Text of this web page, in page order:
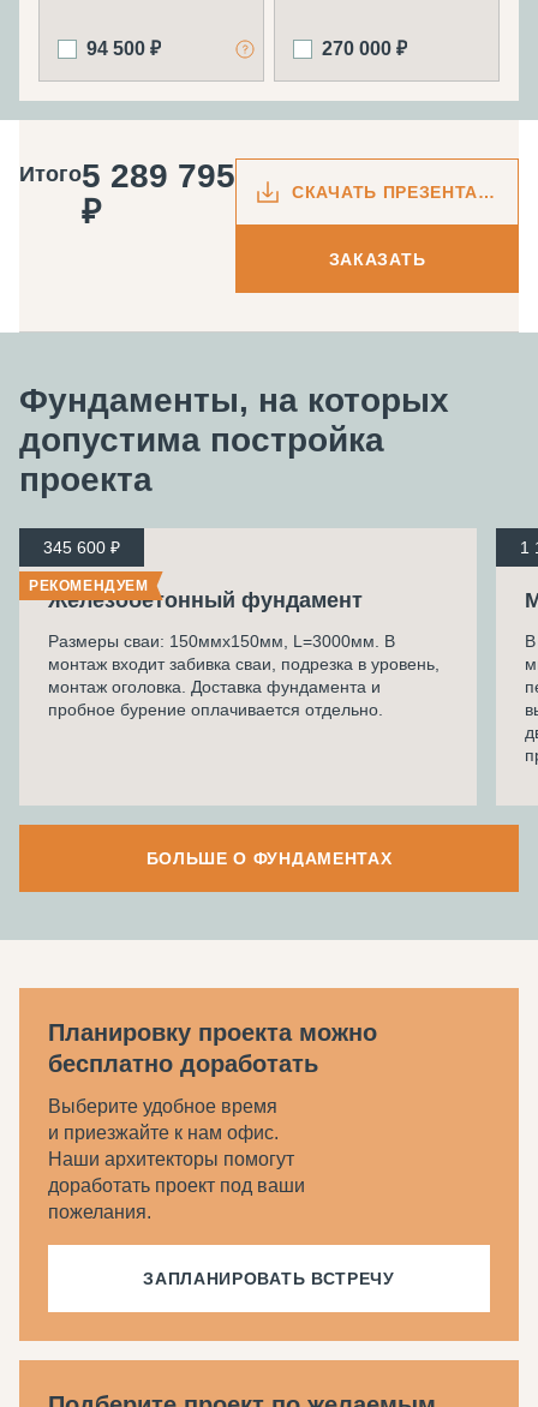
94 500 ₽ 270 000 ₽
Итого5 289 795
₽
СКАЧАТЬ ПРЕЗЕНТАЦИЮ
ЗАКАЗАТЬ
Фундаменты, на которых
допустима постройка
проекта
Железобетонный фундамент
Размеры сваи: 150ммх150мм, L=3000мм. В
монтаж входит забивка сваи, подрезка в уровень,
монтаж оголовка. Доставка фундамента и
пробное бурение оплачивается отдельно.
345 600 ₽
РЕКОМЕНДУЕМ
1
БОЛЬШЕ О ФУНДАМЕНТАХ
Планировку проекта можно
бесплатно доработать
Выберите удобное время
и приезжайте к нам офис.
Наши архитекторы помогут
доработать проект под ваши
пожелания.
ЗАПЛАНИРОВАТЬ ВСТРЕЧУ